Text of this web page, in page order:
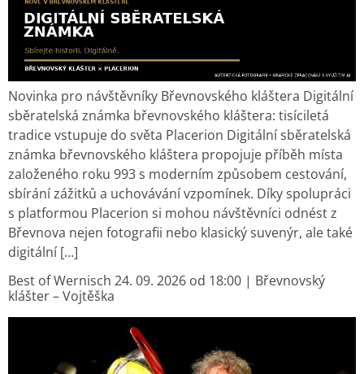
Novinka pro návštěvníky Břevnovského kláštera Digitální
sběratelská známka břevnovského kláštera: tisíciletá
tradice vstupuje do světa Placerion Digitální sběratelská
známka břevnovského kláštera propojuje příběh místa
založeného roku 993 s moderním způsobem cestování,
sbírání zážitků a uchovávání vzpomínek. Díky spolupráci
s platformou Placerion si mohou návštěvníci odnést z
Břevnova nejen fotografii nebo klasický suvenýr, ale také
digitální […]
Best of Wernisch 24. 09. 2026 od 18:00 | Břevnovský
klášter – Vojtěška